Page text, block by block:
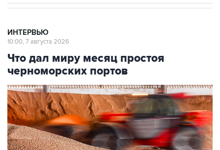
ИНТЕРВЬЮ
10:00, 7 августа 2026
Что дал миру месяц простоя
черноморских портов